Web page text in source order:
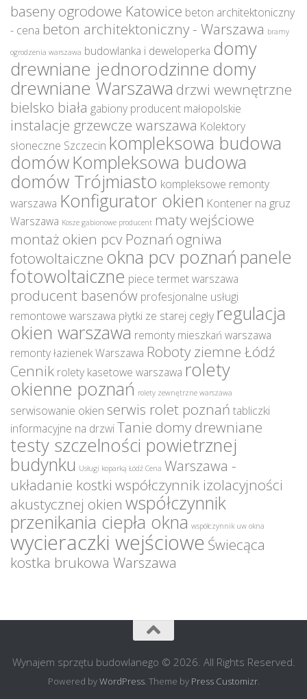
baseny ogrodowe Katowice beton architektoniczny
- cena beton architektoniczny - Warszawa bramy
ogrodzenia warszawa budowlanka i deweloperka domy
drewniane jednorodzinne domy
drewniane Warszawa drzwi wewnętrzne
bielsko biała gabiony producent małopolskie
instalacje grzewcze warszawa Kolektory
słoneczne Szczecin kompleksowa budowa
domówKompleksowa budowa
domów Trójmiasto kompleksowe remonty
warszawa Konfigurator okien Kontener na gruz
Warszawa Kosze gabionowe producent maty wejściowe
montaż okien pcv Poznań ogniwa
fotowoltaiczne okna pcv poznań panele
fotowoltaiczne piece termet warszawa
producent basenów profesjonalne usługi
remontowe warszawa płytki ze starej cegły regulacja
okien warszawa remonty mieszkań warszawa
remonty łazienek Warszawa Roboty ziemne Łódź
Cennik rolety kasetowe warszawa rolety
okienne poznań rolety zewnętrzne warszawa
serwisowanie okien serwis rolet poznań tabliczki
informacyjne na drzwiTanie domy drewniane
testy szczelności powietrznej
budynku Usługi koparką Łódź Cena Warszawa -
układanie kostki współczynnik izolacyjności
akustycznej okien współczynnik
przenikania ciepła okna współczynnik uw okna
wycieraczki wejściowe Świecąca
kostka brukowa Warszawa
Wynajem sprzętu budowlanego © 2026. All Rights Reserved.
Powered byWordPress. Theme by Press Customizr.